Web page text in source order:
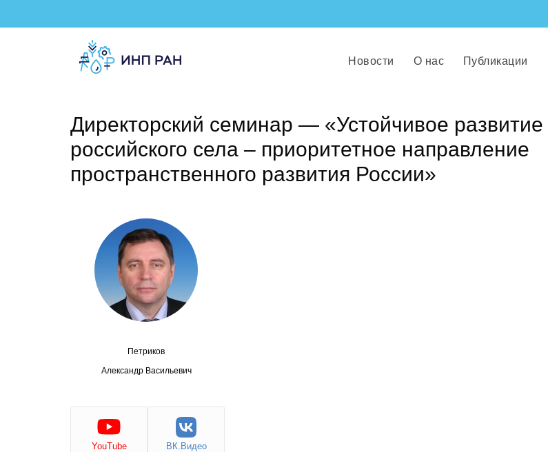
Новости О нас Публикации
Директорский семинар — «Устойчивое развитие
российского села – приоритетное направление
пространственного развития России»
Петриков
Александр Васильевич
YouTube ВК.Видео